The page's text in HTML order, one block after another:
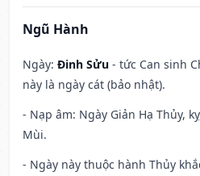
Ngũ Hành
Ngày: Đinh Sửu - tức Can sinh
này là ngày cát (bảo nhật).
- Nạp âm: Ngày Giản Hạ Thủy,
Mùi.
- Ngày này thuộc hành Thủy